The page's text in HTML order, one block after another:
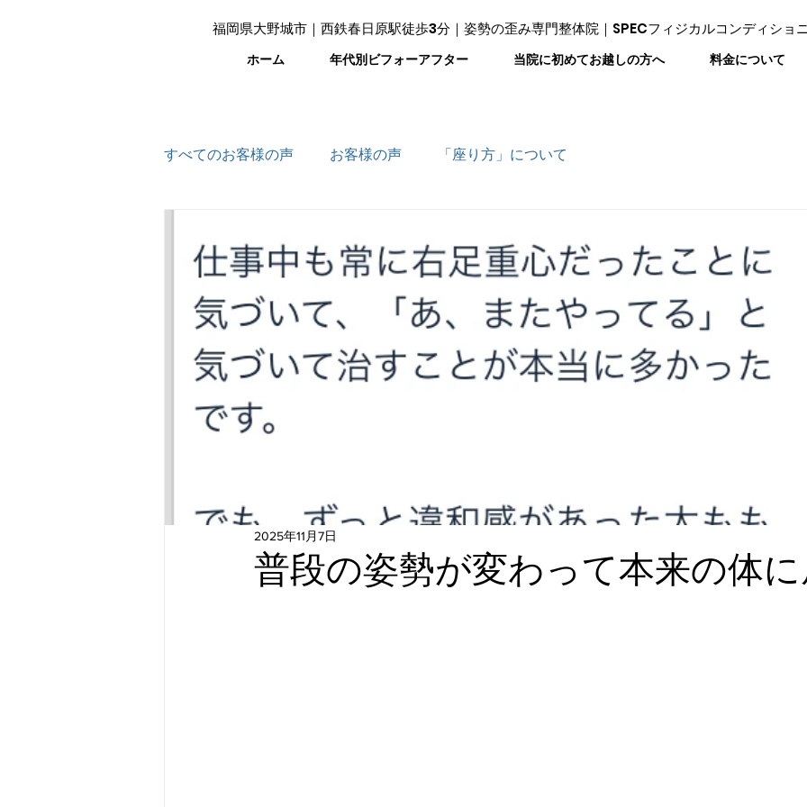
福岡県大野城市｜西鉄春日原駅徒歩3分｜姿勢の歪み専門整体院｜SPECフィジカルコンディショ
ホーム 年代別ビフォーアフター 当院に初めてお越しの方へ 料金について
すべてのお客様の声 お客様の声 「座り方」について
普段の姿勢が変わって本来の体
2025年11月7日